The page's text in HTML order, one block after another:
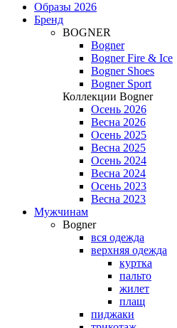
Образы 2026
Бренд
BOGNER
Bogner
Bogner Fire & Ice
Bogner Shoes
Bogner Sport
Коллекции Bogner
Осень 2026
Весна 2026
Осень 2025
Весна 2025
Осень 2024
Весна 2024
Осень 2023
Весна 2023
Мужчинам
Bogner
вся одежда
верхняя одежда
куртка
пальто
жилет
плащ
пиджаки